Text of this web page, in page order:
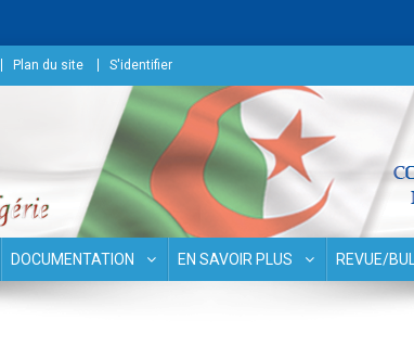
Plan du site S'identifier
DOCUMENTATION EN SAVOIR PLUS REVUE/